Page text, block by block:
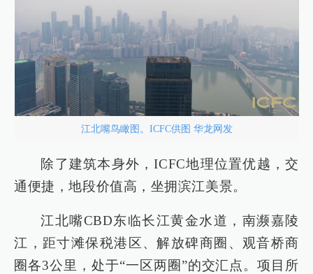
江北嘴鸟瞰图。ICFC供图 华龙网发
除了建筑本身外，ICFC地理位置优越，交
通便捷，地段价值高，坐拥滨江美景。
江北嘴CBD东临长江黄金水道，南濒嘉陵
江，距寸滩保税港区、解放碑商圈、观音桥商
圈各3公里，处于“一区两圈”的交汇点。项目所